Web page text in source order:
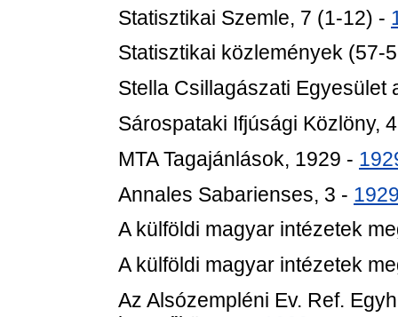
Statisztikai Szemle, 7 (1-12) -
Statisztikai közlemények (57-
Stella Csillagászati Egyesület
Sárospataki Ifjúsági Közlöny,
MTA Tagajánlások, 1929 -
Annales Sabarienses, 3 -
A külföldi magyar intézetek
A külföldi magyar intézetek
Az Alsózempléni Ev. Ref.